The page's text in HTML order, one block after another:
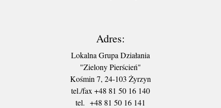
Adres:
Lokalna Grupa Działania
"Zielony Pierścień"
Kośmin 7, 24-103 Żyrzyn
tel./fax +48 81 50 16 140
tel. +48 81 50 16 141